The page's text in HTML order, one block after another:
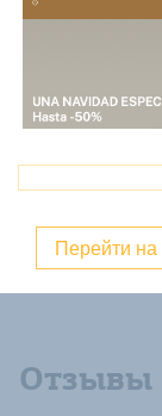
Перейти на
Отзывы